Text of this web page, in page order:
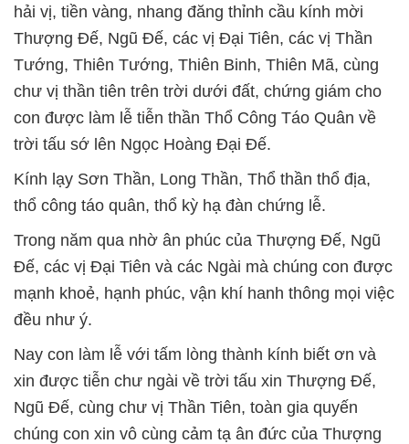
hải vị, tiền vàng, nhang đăng thỉnh cầu kính mời
Thượng Đế, Ngũ Đế, các vị Đại Tiên, các vị Thần
Tướng, Thiên Tướng, Thiên Binh, Thiên Mã, cùng
chư vị thần tiên trên trời dưới đất, chứng giám cho
con được làm lễ tiễn thần Thổ Công Táo Quân về
trời tấu sớ lên Ngọc Hoàng Đại Đế.
Kính lạy Sơn Thần, Long Thần, Thổ thần thổ địa,
thổ công táo quân, thổ kỳ hạ đàn chứng lễ.
Trong năm qua nhờ ân phúc của Thượng Đế, Ngũ
Đế, các vị Đại Tiên và các Ngài mà chúng con được
mạnh khoẻ, hạnh phúc, vận khí hanh thông mọi việc
đều như ý.
Nay con làm lễ với tấm lòng thành kính biết ơn và
xin được tiễn chư ngài về trời tấu xin Thượng Đế,
Ngũ Đế, cùng chư vị Thần Tiên, toàn gia quyến
chúng con xin vô cùng cảm tạ ân đức của Thượng